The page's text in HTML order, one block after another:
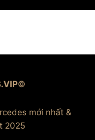
©
mới nhất &
2025